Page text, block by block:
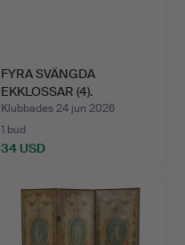
FYRA SVÄNGDA
EKKLOSSAR (4).
Klubbades 24 jun 2026
1 bud
34 USD